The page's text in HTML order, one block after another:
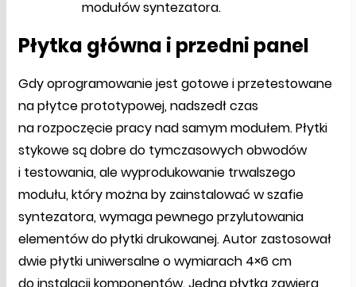
modułów syntezatora.
Płytka główna i przedni panel
Gdy oprogramowanie jest gotowe i przetestowane
na płytce prototypowej, nadszedł czas
na rozpoczęcie pracy nad samym modułem. Płytki
stykowe są dobre do tymczasowych obwodów
i testowania, ale wyprodukowanie trwalszego
modułu, który można by zainstalować w szafie
syntezatora, wymaga pewnego przylutowania
elementów do płytki drukowanej. Autor zastosował
dwie płytki uniwersalne o wymiarach 4×6 cm